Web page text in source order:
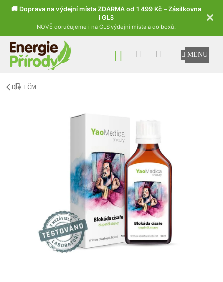
🚚 Doprava na výdejní místa ZDARMA od 1 499 Kč – Zásilkovna
i GLS
NOVĚ doručujeme i na GLS výdejní místa a do boxů.
Přejít na obsah
NÁKUPNÍ KOŠÍK
Dle TČM